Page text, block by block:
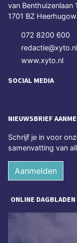
van Benthuizenlaan 1
1701 BZ
072 8200 600
redactie@xyto.nl
www.xyto.nl
SOCIAL MEDIA
NIEUWSBRIEF
Schrijf je in voor
samenvatting van
Aanmelden
ONLINE DAGBLADEN